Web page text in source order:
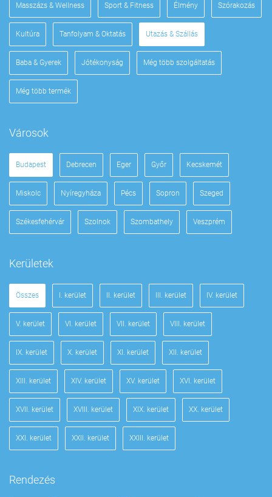
Masszázs & Wellness Sport & Fitness Élmény Szórakozás
Kultúra Tanfolyam & Oktatás Utazás & Szállás
Baba & Gyerek Jótékonyság Még több szolgáltatás
Még több termék
Városok
Budapest Debrecen Eger Győr Kecskemét
Miskolc Nyíregyháza Pécs Sopron Szeged
Székesfehérvár Szolnok Szombathely Veszprém
Kerületek
Összes I. kerület II. kerület III. kerület IV. kerület
V. kerület VI. kerület VII. kerület VIII. kerület
IX. kerület X. kerület XI. kerület XII. kerület
XIII. kerület XIV. kerület XV. kerület XVI. kerület
XVII. kerület XVIII. kerület XIX. kerület XX. kerület
XXI. kerület XXII. kerület XXIII. kerület
Rendezés